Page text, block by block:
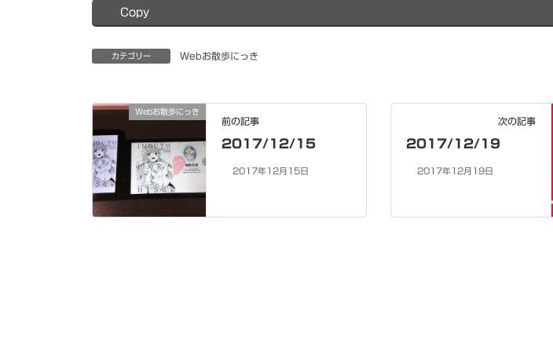
Copy
カテゴリー Webお散歩にっき
Webお散歩にっき
前の記事
2017/12/15
2017年12月15日
次の記事
2017/12/19
2017年12月19日